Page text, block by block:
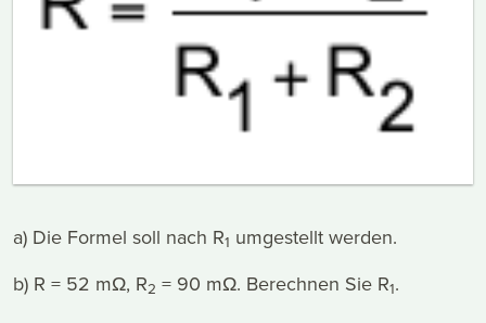
a) Die Formel soll nach R1 umgestellt werden.
b) R = 52 mΩ, R2 = 90 mΩ. Berechnen Sie R1.